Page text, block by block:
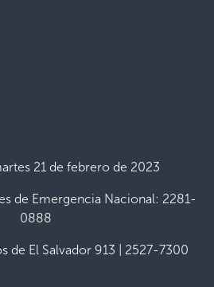
21 de febrero de 2023
de Emergencia Nacional: 2281-
0888
de El Salvador 913 | 2527-7300